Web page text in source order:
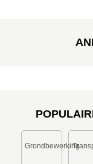
Grondbewerking